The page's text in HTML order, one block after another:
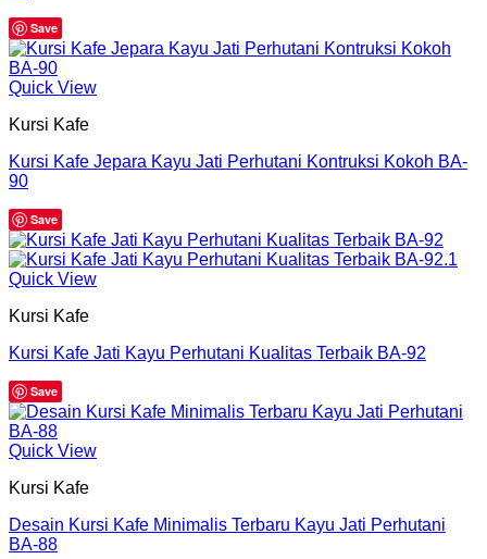
Save
Quick View
Kursi Kafe
Kursi Kafe Jepara Kayu Jati Perhutani Kontruksi Kokoh BA-
90
Save
Quick View
Kursi Kafe
Kursi Kafe Jati Kayu Perhutani Kualitas Terbaik BA-92
Save
Quick View
Kursi Kafe
Desain Kursi Kafe Minimalis Terbaru Kayu Jati Perhutani
BA-88